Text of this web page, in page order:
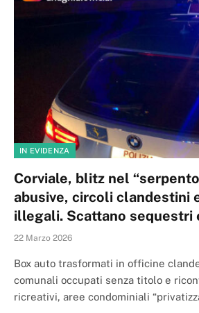
IN EVIDENZA
Corviale, blitz nel
abusive, circoli clandestini
illegali. Scattano sequestri
22 Marzo 2026
Box auto trasformati in officine
comunali occupati senza titolo e
ricreativi, aree condominiali